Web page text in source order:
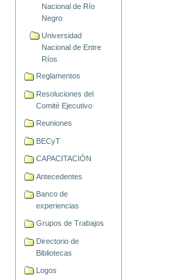
Nacional de Río
Negro
Universidad
Nacional de Entre
Ríos
Reglamentos
Resoluciones del
Comité Ejecutivo
Reuniones
BECyT
CAPACITACIÓN
Antecedentes
Banco de
experiencias
Grupos de Trabajos
Directorio de
Bibliotecas
Logos